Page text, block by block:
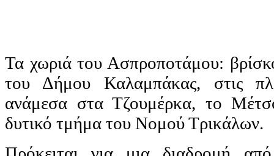
Τα χωριά του Ασπροποτάμου:
του Δήμου Καλαμπάκας, στις
ανάμεσα στα Τζουμέρκα, το
δυτικό τμήμα του Νομού Τρικάλων.